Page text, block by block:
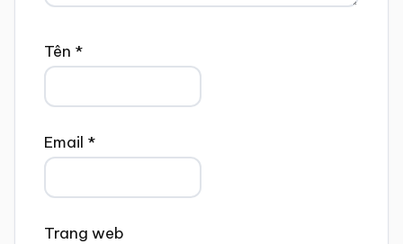
Tên *
Email *
Trang web